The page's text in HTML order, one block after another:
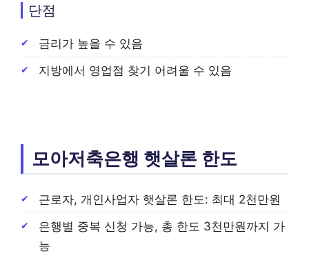
단점
금리가 높을 수 있음
지방에서 영업점 찾기 어려울 수 있음
모아저축은행 햇살론 한도
근로자, 개인사업자 햇살론 한도: 최대 2천만원
은행별 중복 신청 가능, 총 한도 3천만원까지 가
능